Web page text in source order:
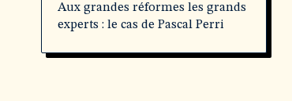
Aux grandes réformes les grands
experts : le cas de Pascal Perri